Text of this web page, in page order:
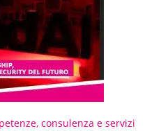
consulenza e servizi